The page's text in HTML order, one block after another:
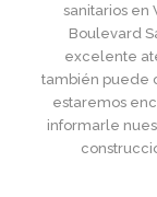
sanitarios en
Boulevard
excelente
también puede
estaremos
informarle